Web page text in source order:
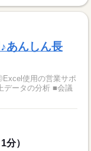
あんしん長
使用の営業サポ
分）